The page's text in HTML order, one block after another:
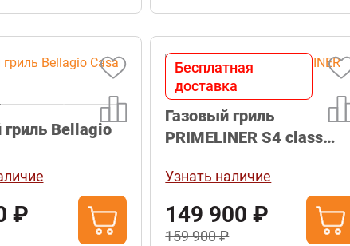
гриль Bellagio
₽
Бесплатная
доставка
Газовый гриль
PRIMELINER S4 class
Узнать наличие
149 900 ₽
159 900 ₽